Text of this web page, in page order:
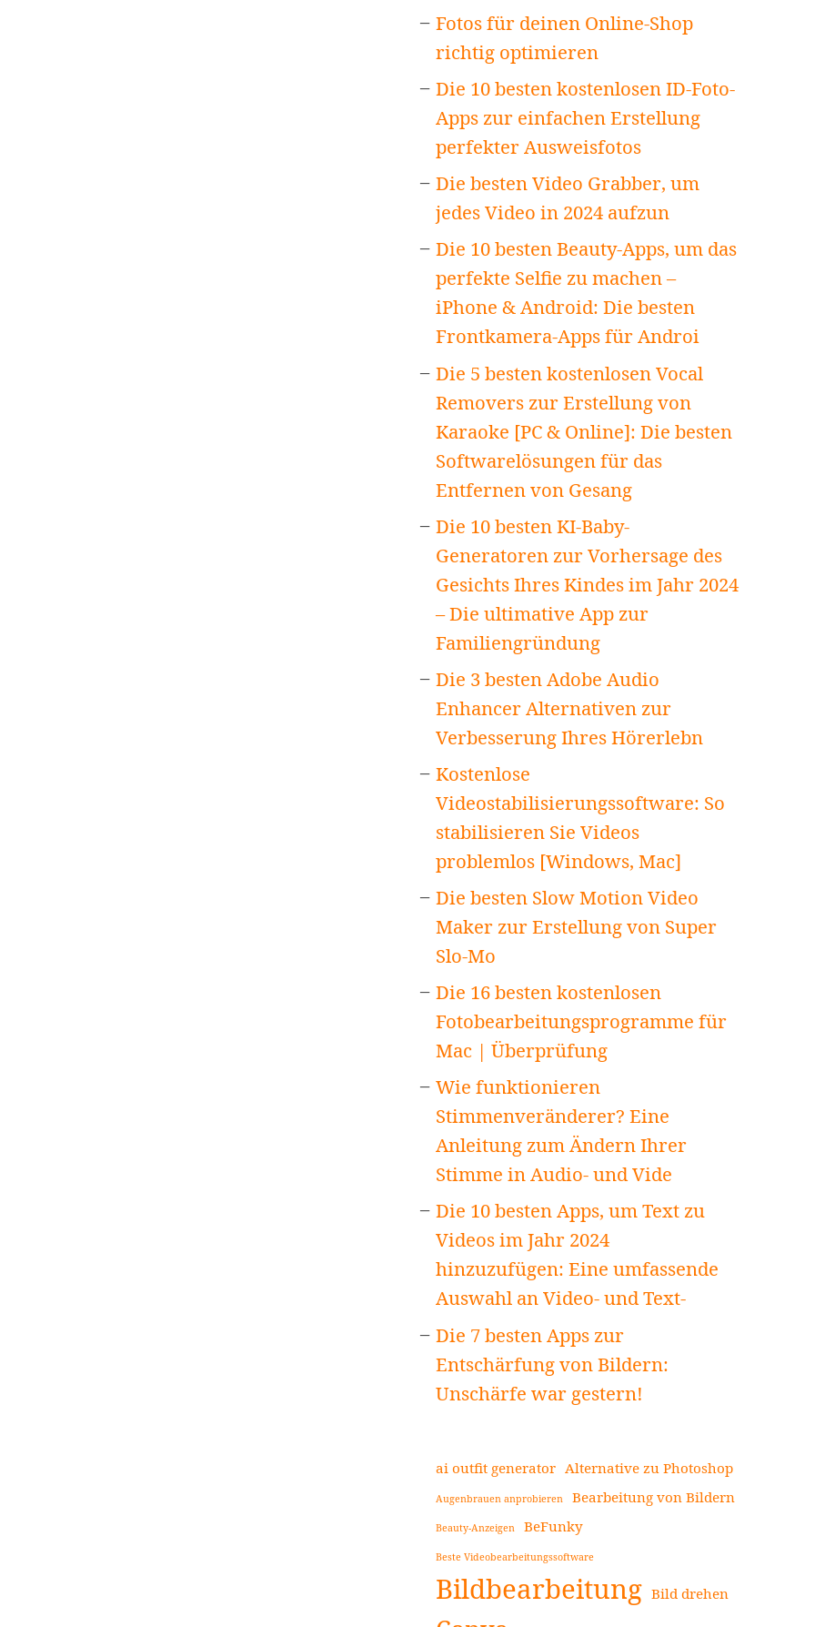
Fotos für deinen Online-Shop
richtig optimieren
Die 10 besten kostenlosen ID-Foto-
Apps zur einfachen Erstellung
perfekter Ausweisfotos
Die besten Video Grabber, um
jedes Video in 2024 aufzun
Die 10 besten Beauty-Apps, um das
perfekte Selfie zu machen –
iPhone & Android: Die besten
Frontkamera-Apps für Androi
Die 5 besten kostenlosen Vocal
Removers zur Erstellung von
Karaoke [PC & Online]: Die besten
Softwarelösungen für das
Entfernen von Gesang
Die 10 besten KI-Baby-
Generatoren zur Vorhersage des
Gesichts Ihres Kindes im Jahr 2024
– Die ultimative App zur
Familiengründung
Die 3 besten Adobe Audio
Enhancer Alternativen zur
Verbesserung Ihres Hörerlebn
Kostenlose
Videostabilisierungssoftware: So
stabilisieren Sie Videos
problemlos [Windows, Mac]
Die besten Slow Motion Video
Maker zur Erstellung von Super
Slo-Mo
Die 16 besten kostenlosen
Fotobearbeitungsprogramme für
Mac | Überprüfung
Wie funktionieren
Stimmenveränderer? Eine
Anleitung zum Ändern Ihrer
Stimme in Audio- und Vide
Die 10 besten Apps, um Text zu
Videos im Jahr 2024
hinzuzufügen: Eine umfassende
Auswahl an Video- und Text-
Die 7 besten Apps zur
Entschärfung von Bildern:
Unschärfe war gestern!
ai outfit generator Alternative zu Photoshop
Augenbrauen anprobieren Bearbeitung von Bildern
Beauty-Anzeigen BeFunky
Beste Videobearbeitungssoftware
Bildbearbeitung Bild drehen